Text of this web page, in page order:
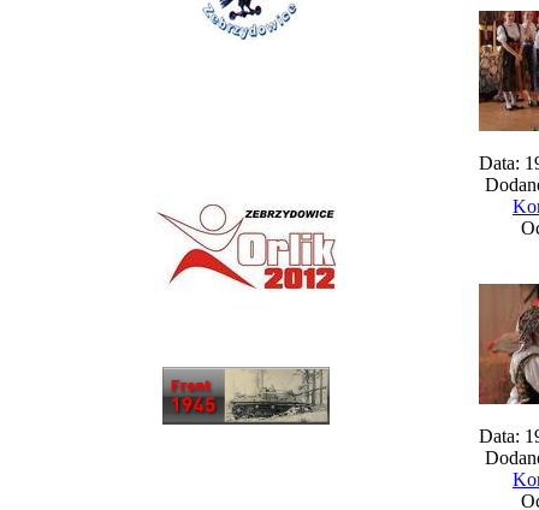
Data:
Data: